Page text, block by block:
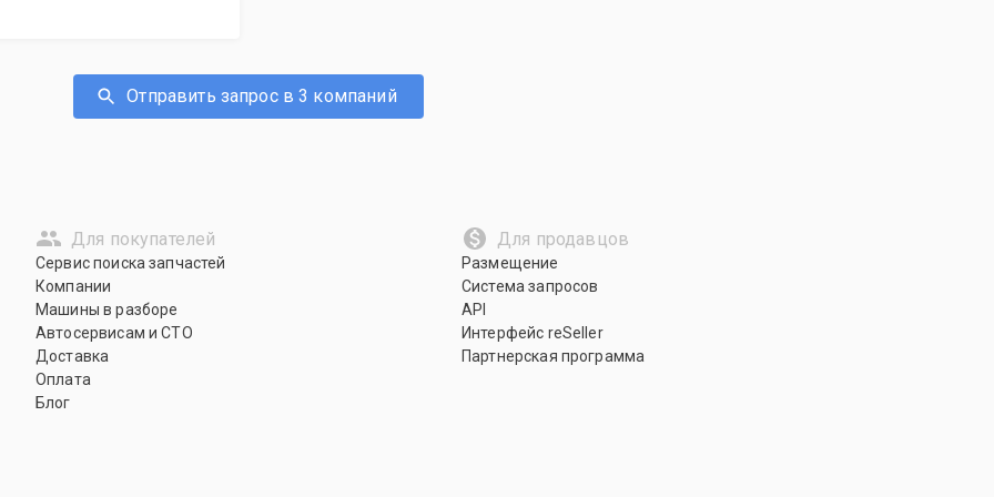
Отправить запрос в 3 компаний
Для покупателей
Сервис поиска запчастей
Компании
Машины в разборе
Автосервисам и СТО
Доставка
Оплата
Блог
Для продавцов
Размещение
Система запросов
API
Интерфейс reSeller
Партнерская программа